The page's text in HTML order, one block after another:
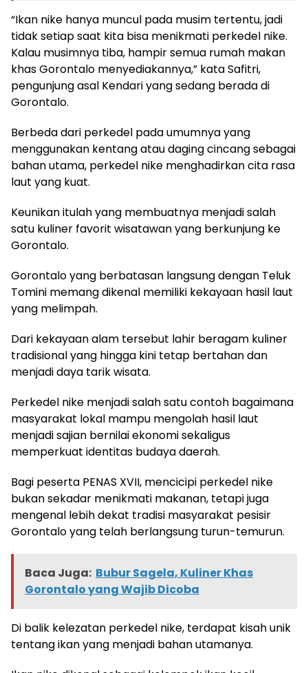
“Ikan nike hanya muncul pada musim tertentu, jadi
tidak setiap saat kita bisa menikmati perkedel nike.
Kalau musimnya tiba, hampir semua rumah makan
khas Gorontalo menyediakannya,” kata Safitri,
pengunjung asal Kendari yang sedang berada di
Gorontalo.
Berbeda dari perkedel pada umumnya yang
menggunakan kentang atau daging cincang sebagai
bahan utama, perkedel nike menghadirkan cita rasa
laut yang kuat.
Keunikan itulah yang membuatnya menjadi salah
satu kuliner favorit wisatawan yang berkunjung ke
Gorontalo.
Gorontalo yang berbatasan langsung dengan Teluk
Tomini memang dikenal memiliki kekayaan hasil laut
yang melimpah.
Dari kekayaan alam tersebut lahir beragam kuliner
tradisional yang hingga kini tetap bertahan dan
menjadi daya tarik wisata.
Perkedel nike menjadi salah satu contoh bagaimana
masyarakat lokal mampu mengolah hasil laut
menjadi sajian bernilai ekonomi sekaligus
memperkuat identitas budaya daerah.
Bagi peserta PENAS XVII, mencicipi perkedel nike
bukan sekadar menikmati makanan, tetapi juga
mengenal lebih dekat tradisi masyarakat pesisir
Gorontalo yang telah berlangsung turun-temurun.
Baca Juga: Bubur Sagela, Kuliner Khas
Gorontalo yang Wajib Dicoba
Di balik kelezatan perkedel nike, terdapat kisah unik
tentang ikan yang menjadi bahan utamanya.